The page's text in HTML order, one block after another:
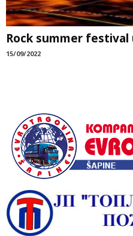
Rock summer festival
15/09/2022